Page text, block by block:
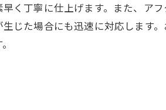
く丁寧に仕上げます。また、アフ
じた場合にも迅速に対応します